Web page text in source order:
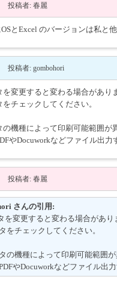
投稿者: 春麗
とExcel のバージョンは私と
投稿者: gombohori
を変更すると変わる場合があり
をチェックしてください。
の機種によって印刷可能範囲が
やDocuworkなどファイル出
投稿者: 春麗
さんの引用:
を変更すると変わる場合があり
をチェックしてください。
の機種によって印刷可能範囲
やDocuworkなどファイル出